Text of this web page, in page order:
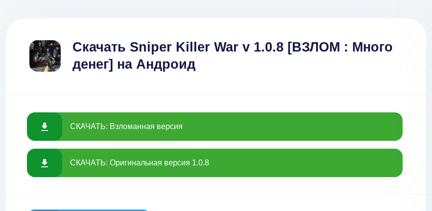
Скачать Sniper Killer War v 1.0.8 [ВЗЛОМ : Много
денег] на Андроид
СКАЧАТЬ: Взломанная версия
СКАЧАТЬ: Оригинальная версия 1.0.8